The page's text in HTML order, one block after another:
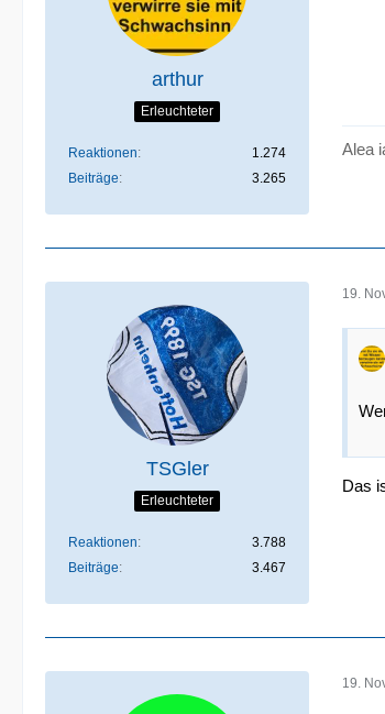
arthur
Erleuchteter
Reaktionen
1.274
Beiträge
3.265
Alea
TSGler
Erleuchteter
Reaktionen
3.788
Beiträge
3.467
19.
Das
19.